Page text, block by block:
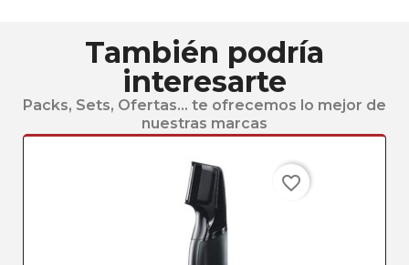
También podría
interesarte
Packs, Sets, Ofertas... te ofrecemos lo mejor de
nuestras marcas
favorite_border